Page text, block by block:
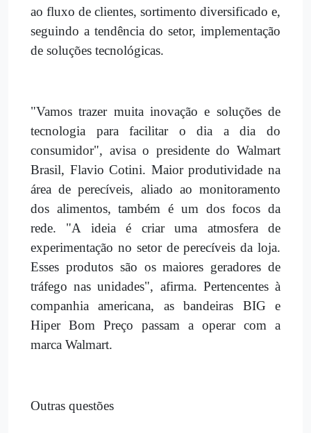
ao fluxo de clientes, sortimento diversificado e,
seguindo a tendência do setor, implementação
de soluções tecnológicas.
"Vamos trazer muita inovação e soluções de
tecnologia para facilitar o dia a dia do
consumidor", avisa o presidente do Walmart
Brasil, Flavio Cotini. Maior produtividade na
área de perecíveis, aliado ao monitoramento
dos alimentos, também é um dos focos da
rede. "A ideia é criar uma atmosfera de
experimentação no setor de perecíveis da loja.
Esses produtos são os maiores geradores de
tráfego nas unidades", afirma. Pertencentes à
companhia americana, as bandeiras BIG e
Hiper Bom Preço passam a operar com a
marca Walmart.
Outras questões